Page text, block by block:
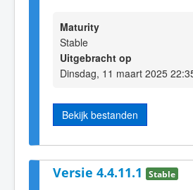
Maturity
Stable
Uitgebracht op
Dinsdag, 11 maart 2025
Bekijk bestanden
Versie 4.4.11.1 Stable